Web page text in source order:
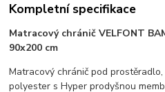
Kompletní specifikace
Matracový chránič VELFONT
90x200 cm
Matracový chránič pod
polyester s Hyper prodyšnou